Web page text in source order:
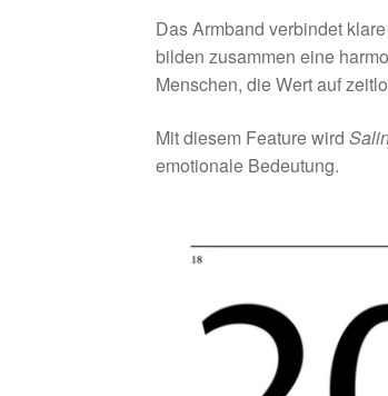
Das Armband verbindet
bilden zusammen eine
Menschen, die Wert auf
Mit diesem Feature wird
emotionale Bedeutung.